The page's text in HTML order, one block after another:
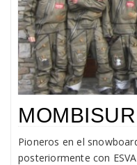
Pioneros en el
posteriormente con